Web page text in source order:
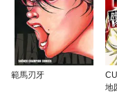
範馬刃牙
地